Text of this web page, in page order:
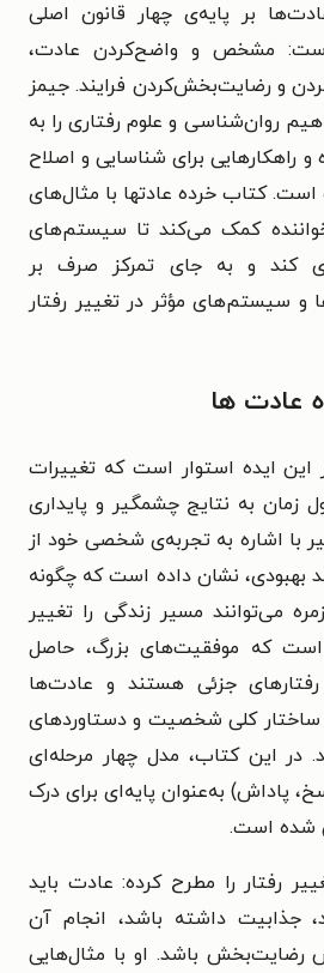
بر پایه‌ی چهار قانون اصلی
است: مشخص و واضح‌کردن عادت،
و رضایت‌بخش‌کردن فرایند. جیمز
روان‌شناسی و علوم رفتاری را به
و راهکارهایی برای شناسایی و اصلاح
است. کتاب خرده عادتها با مثال‌های
خواننده کمک می‌کند تا سیستم‌های
کند و به جای تمرکز صرف بر
و سیستم‌های مؤثر در تغییر رفتار
عادت ها
ایده استوار است که تغییرات
زمان به نتایج چشمگیر و پایداری
با اشاره به تجربه‌ی شخصی خود از
بهبودی، نشان داده است که چگونه
می‌توانند مسیر زندگی را تغییر
است که موفقیت‌های بزرگ، حاصل
جزئی هستند و عادت‌ها
ساختار کلی شخصیت و دستاوردهای
در این کتاب، مدل چهار مرحله‌ای
پاداش) به‌عنوان پایه‌ای برای درک
شده است.
رفتار را مطرح کرده: عادت باید
داشته باشد، انجام آن
رضایت‌بخش باشد. او با مثال‌هایی